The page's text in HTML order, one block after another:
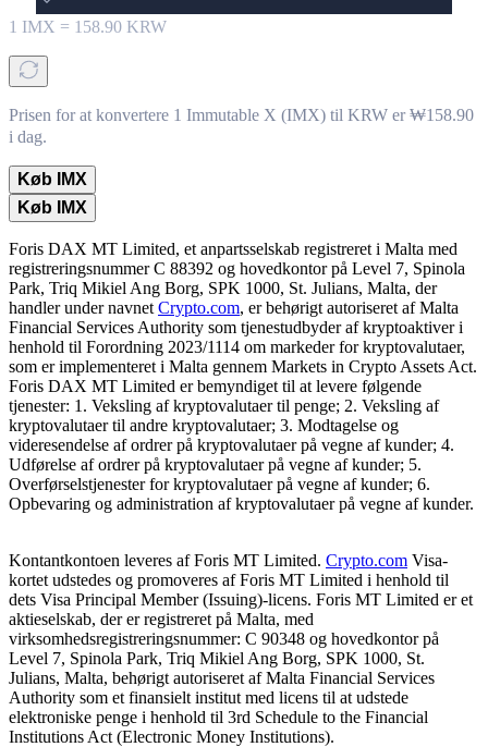
1 IMX = 158.90 KRW
Prisen for at konvertere 1 Immutable X (IMX) til KRW er ₩158.90
i dag.
Køb IMX
Køb IMX
Foris DAX MT Limited, et anpartsselskab registreret i Malta med
registreringsnummer C 88392 og hovedkontor på Level 7, Spinola
Park, Triq Mikiel Ang Borg, SPK 1000, St. Julians, Malta, der
handler under navnet Crypto.com, er behørigt autoriseret af Malta
Financial Services Authority som tjenestudbyder af kryptoaktiver i
henhold til Forordning 2023/1114 om markeder for kryptovalutaer,
som er implementeret i Malta gennem Markets in Crypto Assets Act.
Foris DAX MT Limited er bemyndiget til at levere følgende
tjenester: 1. Veksling af kryptovalutaer til penge; 2. Veksling af
kryptovalutaer til andre kryptovalutaer; 3. Modtagelse og
videresendelse af ordrer på kryptovalutaer på vegne af kunder; 4.
Udførelse af ordrer på kryptovalutaer på vegne af kunder; 5.
Overførselstjenester for kryptovalutaer på vegne af kunder; 6.
Opbevaring og administration af kryptovalutaer på vegne af kunder.
Kontantkontoen leveres af Foris MT Limited. Crypto.com Visa-
kortet udstedes og promoveres af Foris MT Limited i henhold til
dets Visa Principal Member (Issuing)-licens. Foris MT Limited er et
aktieselskab, der er registreret på Malta, med
virksomhedsregistreringsnummer: C 90348 og hovedkontor på
Level 7, Spinola Park, Triq Mikiel Ang Borg, SPK 1000, St.
Julians, Malta, behørigt autoriseret af Malta Financial Services
Authority som et finansielt institut med licens til at udstede
elektroniske penge i henhold til 3rd Schedule to the Financial
Institutions Act (Electronic Money Institutions).